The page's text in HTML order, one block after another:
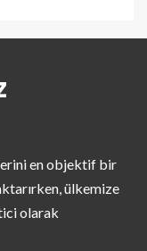
en objektif bir
ülkemize
olarak